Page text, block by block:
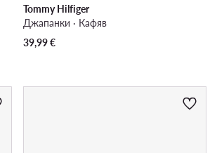
Tommy Hilfiger
Джапанки · Кафяв
39,99€